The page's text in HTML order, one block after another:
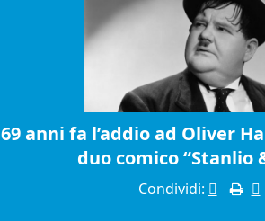
69 anni fa l’addio ad Oliver
duo comico “Stanlio
Condividi: